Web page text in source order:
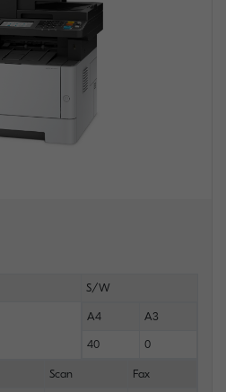
S/W
A4 A3
40 0
Scan Fax